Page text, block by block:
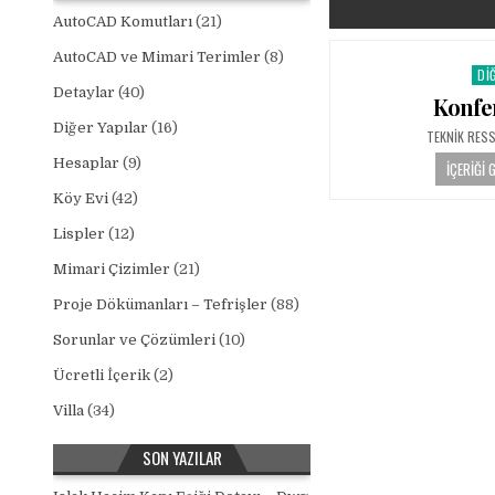
AUTHOR:
TEKNIK
İÇERIĞI
AutoCAD Komutları (21)
AutoCAD ve Mimari Terimler (8)
Detaylar (40)
Diğer Yapılar (16)
Hesaplar (9)
Köy Evi (42)
Lispler (12)
Mimari Çizimler (21)
Proje Dökümanları – Tefrişler (88)
Sorunlar ve Çözümleri (10)
Ücretli İçerik (2)
Villa (34)
SON YAZILAR